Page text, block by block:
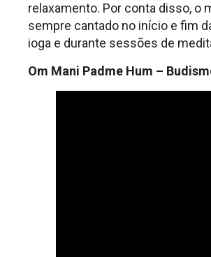
relaxamento. Por conta disso, o
sempre cantado no início e fim
ioga e durante sessões de
Om Mani Padme Hum –